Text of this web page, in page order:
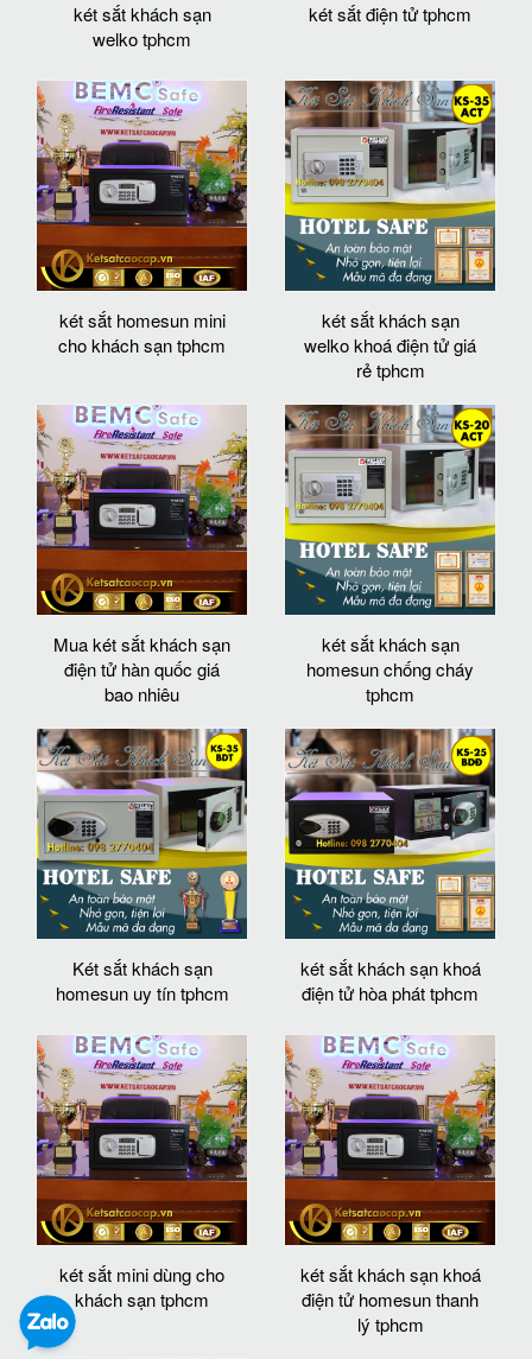
két sắt khách sạn
welko tphcm
két sắt điện tử tphcm
két sắt homesun mini
cho khách sạn tphcm
két sắt khách sạn
welko khoá điện tử giá
rẻ tphcm
Mua két sắt khách sạn
điện tử hàn quốc giá
bao nhiêu
két sắt khách sạn
homesun chống cháy
tphcm
Két sắt khách sạn
homesun uy tín tphcm
két sắt khách sạn khoá
điện tử hòa phát tphcm
két sắt mini dùng cho
khách sạn tphcm
két sắt khách sạn khoá
điện tử homesun thanh
lý tphcm